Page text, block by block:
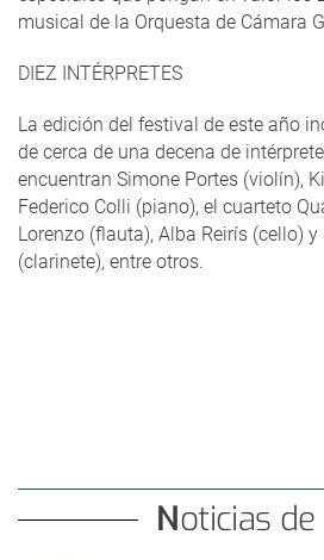
musical de la Orquesta de Cámara
DIEZ INTÉRPRETES
La edición del festival de este año
de cerca de una decena de
encuentran Simone Portes (violín),
Federico Colli (piano), el cuarteto
Lorenzo (flauta), Alba Reirís (cello)
(clarinete), entre otros.
Noticias